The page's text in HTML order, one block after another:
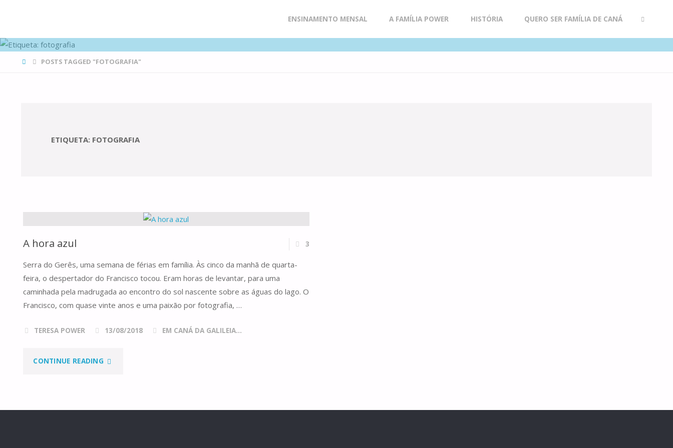
to
ENSINAMENTO MENSAL A FAMÍLIA POWER HISTÓRIA QUERO SER FAMÍLIA DE CANÁ
HOMEPOSTS TAGGED "FOTOGRAFIA"
ETIQUETA: FOTOGRAFIA
A hora azul 3
Serra do Gerês, uma semana de férias em família. Às cinco da manhã de quarta-
feira, o despertador do Francisco tocou. Eram horas de levantar, para uma
caminhada pela madrugada ao encontro do sol nascente sobre as águas do lago. O
Francisco, com quase vinte anos e uma paixão por fotografia, …
TERESA POWER 13/08/2018 EM CANÁ DA GALILEIA...
CONTINUE READING "A